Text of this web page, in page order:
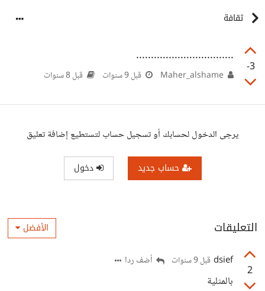
ثقافة
-3
.................................
قبل 9 سنوات قبل 8 سنوات
يرجى الدخول لحسابك أو تسجيل حساب لتستطيع إضافة تعليق
حساب جديد دخول
التعليقات الأفضل
2
dsief قبل 9 سنوات أضف ردا
بالمثلية